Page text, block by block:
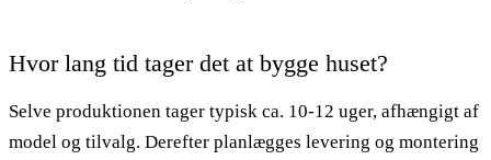
Hvor lang tid tager det at bygge huset?
Selve produktionen tager typisk ca. 10-12 uger, afhængigt af
model og tilvalg. Derefter planlægges levering og montering